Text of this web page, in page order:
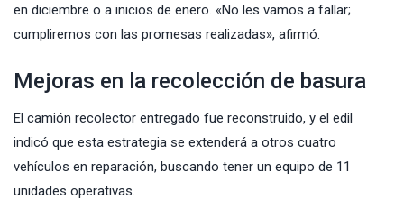
en diciembre o a inicios de enero. «No les vamos a fallar;
cumpliremos con las promesas realizadas», afirmó.
Mejoras en la recolección de basura
El camión recolector entregado fue reconstruido, y el edil
indicó que esta estrategia se extenderá a otros cuatro
vehículos en reparación, buscando tener un equipo de 11
unidades operativas.